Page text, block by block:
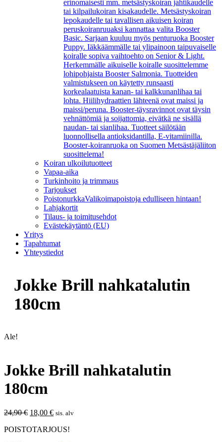
erinomaisesti mm. metsästyskoiran jahtikaudelle
tai kilpailukoiran kisakaudelle. Metsästyskoiran
lepokaudelle tai tavallisen aikuisen koiran
peruskoiranruuaksi kannattaa valita Booster
Basic. Sarjaan kuuluu myös penturuoka Booster
Puppy. Iäkkäämmälle tai ylipainoon taipuvaiselle
koiralle sopiva vaihtoehto on Senior & Light.
Herkemmälle aikuiselle koiralle suosittelemme
lohipohjaista Booster Salmonia. Tuotteiden
valmistukseen on käytetty runsaasti
korkealaatuista kanan- tai kalkkunanlihaa tai
lohta. Hiilihydraattien lähteenä ovat maissi ja
maissi/peruna. Booster-täysravinnot ovat täysin
vehnättömiä ja soijattomia, eivätkä ne sisällä
naudan- tai sianlihaa. Tuotteet säilötään
luonnollisella antioksidantilla, E-vitamiinilla.
Booster-koiranruoka on Suomen Metsästäjäliiton
suosittelema!
Koiran ulkoilutuotteet
Vapaa-aika
Turkinhoito ja trimmaus
Tarjoukset
PoistonurkkaValikoimapoistoja edulliseen hintaan!
Lahjakortit
Tilaus- ja toimitusehdot
Evästekäytäntö (EU)
Yritys
Tapahtumat
Yhteystiedot
Jokke Brill nahkatalutin
180cm
Ale!
Jokke Brill nahkatalutin
180cm
24,90€ Alkuperäinen
oli:
18,00 €Nykyinen
on:
sis. alv
POISTOTARJOUS!